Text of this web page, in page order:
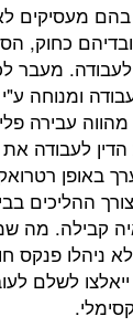
מעסיקים
כחוק,
מעבר
ומנוחה
עבירה
לעבודה
באופן
ההליכים
קבילה. מה
ניהלו פנקס
לשלם